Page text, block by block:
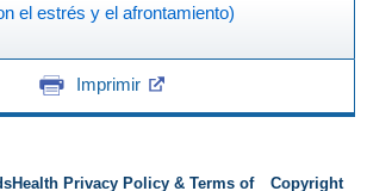
el estrés y el afrontamiento)
Imprimir
Privacy Policy & Terms of Copyright